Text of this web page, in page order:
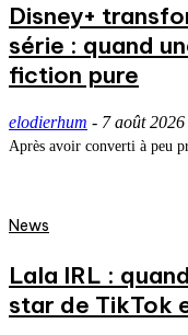
Disney+
série : quand
fiction pure
elodierhum - 7 août 2026
Après avoir converti à peu
News
Lala IRL :
star de TikTok